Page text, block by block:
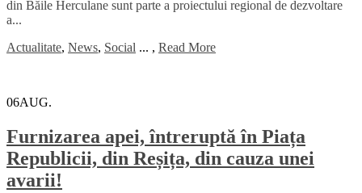
din Băile Herculane sunt parte a proiectului regional de dezvoltare
a...
Actualitate, News, Social ... , Read More
06AUG.
Furnizarea apei, întreruptă în Piața
Republicii, din Reșița, din cauza unei
avarii!